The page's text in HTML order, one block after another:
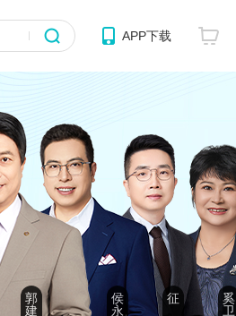
APP下载
郭
建
侯
永
奚
卫
征